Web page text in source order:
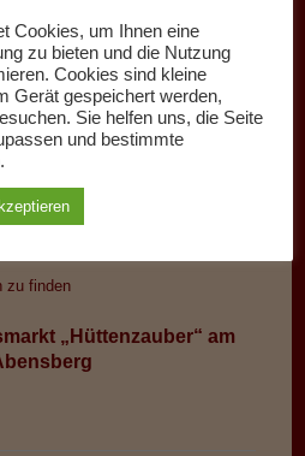
zu finden
„Hüttenzauber“ am
Cookies, um Ihnen eine
zu bieten und die Nutzung
Cookies sind kleine
Gerät gespeichert werden,
Sie helfen uns, die Seite
und bestimmte